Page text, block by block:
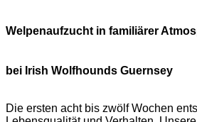
Welpenaufzucht in familiärer
bei Irish Wolfhounds Guernsey
Die ersten acht bis zwölf Wochen